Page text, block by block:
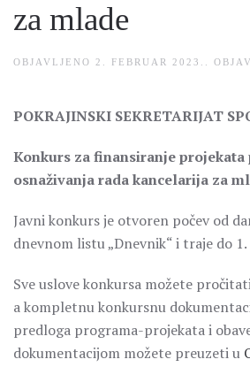
za mlade
OBJAVLJENO 2. FEBRUAR 2023. .
POKRAJINSKI SEKRETARIJAT
Konkurs za finansiranje projekata
osnaživanja rada kancelarija za
Javni konkurs je otvoren počev od
dnevnom listu „Dnevnik“ i traje do
Sve uslove konkursa možete
a kompletnu konkursnu
predloga programa-projekata i
dokumentacijom možete preuzeti u